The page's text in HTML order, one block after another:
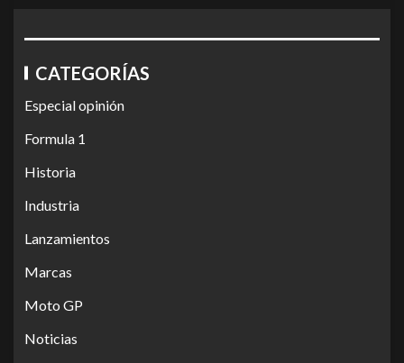
CATEGORÍAS
Especial opinión
Formula 1
Historia
Industria
Lanzamientos
Marcas
Moto GP
Noticias